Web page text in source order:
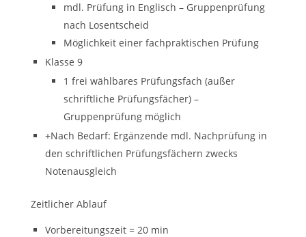
mdl. Prüfung in Englisch – Gruppenprüfung
nach Losentscheid
Möglichkeit einer fachpraktischen Prüfung
Klasse 9
1 frei wählbares Prüfungsfach (außer
schriftliche Prüfungsfächer) –
Gruppenprüfung möglich
+Nach Bedarf: Ergänzende mdl. Nachprüfung in
den schriftlichen Prüfungsfächern zwecks
Notenausgleich
Zeitlicher Ablauf
Vorbereitungszeit = 20 min